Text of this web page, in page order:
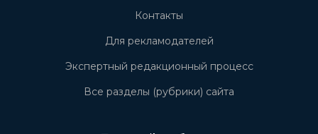
Контакты
Для рекламодателей
Экспертный редакционный процесс
Все разделы (рубрики) сайта